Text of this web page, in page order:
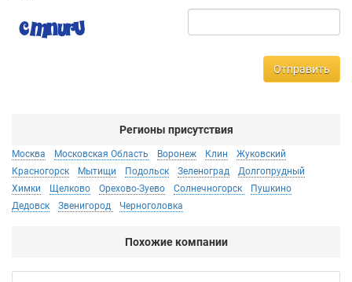
Отправить
Регионы присутствия
Москва Московская Область Воронеж Клин
Жуковский
Красногорск
Мытищи Подольск Зеленоград
Долгопрудный
Химки
Щелково Орехово-Зуево Солнечногорск
Пушкино
Дедовск
Звенигород Черноголовка
Похожие компании